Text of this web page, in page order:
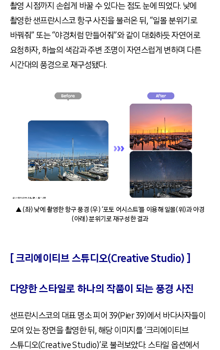
촬영 시점까지 손쉽게 바꿀 수 있다는 점도 눈에 띄었다. 낮에
촬영한 샌프란시스코 항구 사진을 불러온 뒤, “일몰 분위기로
바꿔줘” 또는 “야경처럼 만들어줘”와 같이 대화하듯 자연어로
요청하자, 하늘의 색감과 주변 조명이 자연스럽게 변하며 다른
시간대의 풍경으로 재구성됐다.
▲ (좌) 낮에 촬영한 항구 풍경 (우) ‘포토 어시스트’를 이용해 일몰(위)과 야경
(아래) 분위기로 재구성한 결과
[ 크리에이티브 스튜디오(Creative Studio) ]
다양한 스타일로 하나의 작품이 되는 풍경 사진
샌프란시스코의 대표 명소 피어 39(Pier 39)에서 바다사자들이
모여 있는 장면을 촬영한 뒤, 해당 이미지를 ‘크리에이티브
스튜디오(Creative Studio)’로 불러보았다. 스타일 옵션에서